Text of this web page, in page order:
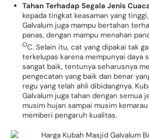
Tahan Terhadap Segala Jenis
kepada tingkat keasaman yang
Galvalum juga mampu bertahan
panas, dengan mampu menahan
OC. Selain itu, cat yang dipakai tak
terkelupas karena mempunyai daya
sangat baik, tentunya seharusnya
pengecatan yang baik dan benar
regu yang telah ahli dibidangnya.
Galvalum juga tahan dengan semua
musim hujan sampai musim
memberi pengaruh kualitas.